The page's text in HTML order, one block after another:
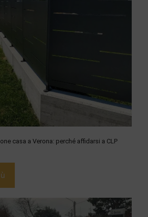
casa a Verona: perché affidarsi a CLP